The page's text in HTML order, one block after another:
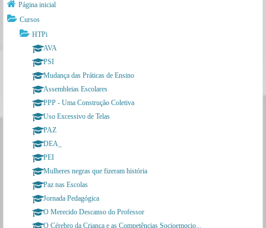
r
Página inicial
Cursos
HTPi
AVA
PSI
Mudança das Práticas de Ensino
Assembleias Escolares
PPP - Uma Construção Coletiva
Uso Excessivo de Telas
PAZ
DEA_
PEI
Mulheres negras que fizeram história
Paz nas Escolas
Jornada Pedagógica
O Merecido Descanso do Professor
O Cérebro da Criança e as Competências Socioemocio...